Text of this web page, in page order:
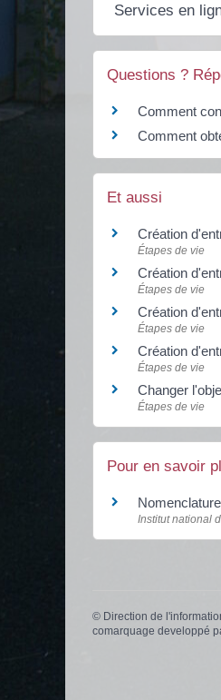
Services en
Questions ?
Comment
Comment
Et aussi
Création
Étapes de vie
Création
Étapes de vie
Création
Étapes de vie
Création
Étapes de vie
Changer
Étapes de vie
Pour en savoir
Institut national
© Direction de
comarquage developpé